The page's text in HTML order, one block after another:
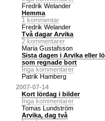
Fredrik Welander
Hemma
1 kommentar
Fredrik Welander
Två dagar Arvika
2 kommentarer
Maria Gustafsson
Sista dagen i Arvika eller
som regnade bort
Inga kommentarer
Patrik Hamberg
2007-07-14
Kort lördag i bilder
Inga kommentarer
Tomas Lundström
Arvika, dag två